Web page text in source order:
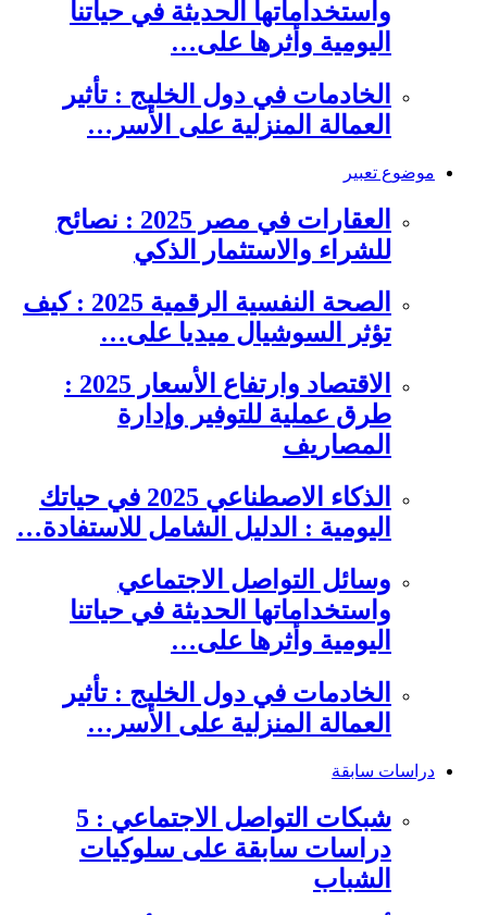
واستخداماتها الحديثة في حياتنا
اليومية وأثرها على…
الخادمات في دول الخليج : تأثير
العمالة المنزلية على الأسر…
موضوع تعبير
العقارات في مصر 2025 : نصائح
للشراء والاستثمار الذكي
الصحة النفسية الرقمية 2025 : كيف
تؤثر السوشيال ميديا على…
الاقتصاد وارتفاع الأسعار 2025 :
طرق عملية للتوفير وإدارة
المصاريف
الذكاء الاصطناعي 2025 في حياتك
اليومية : الدليل الشامل للاستفادة…
وسائل التواصل الاجتماعي
واستخداماتها الحديثة في حياتنا
اليومية وأثرها على…
الخادمات في دول الخليج : تأثير
العمالة المنزلية على الأسر…
دراسات سابقة
شبكات التواصل الاجتماعي : 5
دراسات سابقة على سلوكيات
الشباب